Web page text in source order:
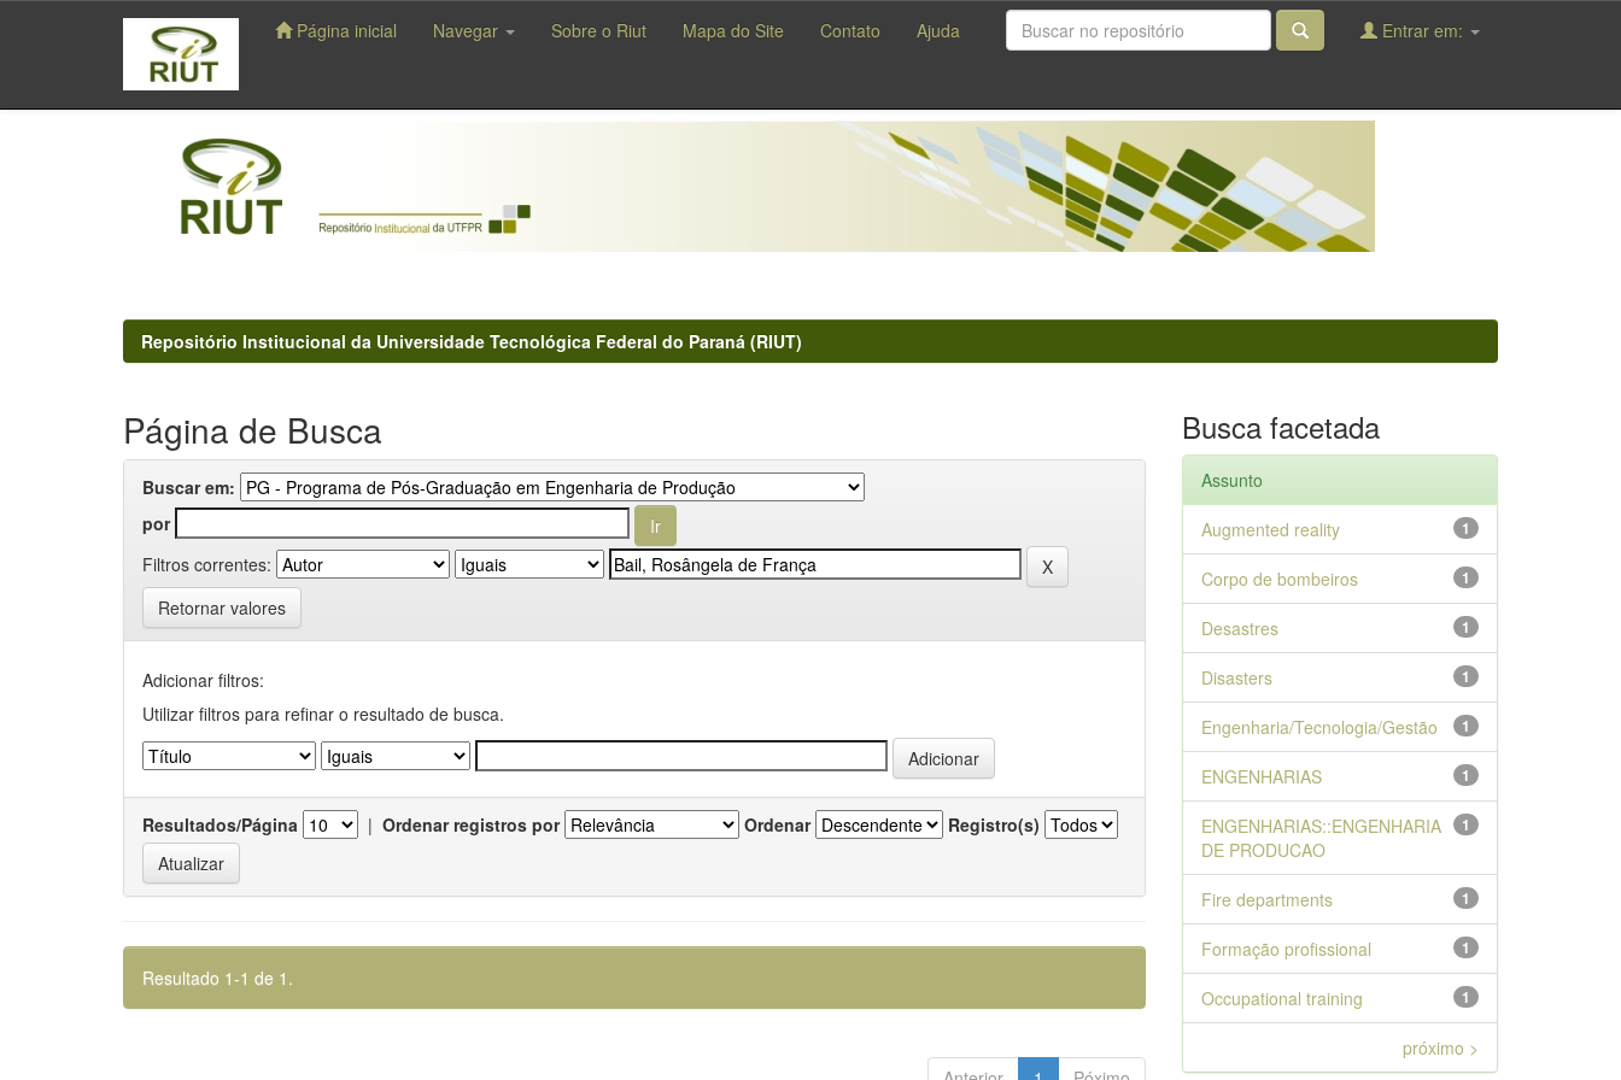
navigation
Página inicial Navegar Sobre o Riut Mapa do Site Contato Ajuda Entrar em:
Repositório Institucional da Universidade Tecnológica Federal do Paraná (RIUT)
Página de Busca
Buscar em:
por
Filtros correntes:
Retornar valores
Adicionar filtros:
Utilizar filtros para refinar o resultado de busca.
Resultados/Página | Ordenar registros por Ordenar Registro(s)
Resultado 1-1 de 1.
Busca facetada
Assunto
1
Augmented reality
1
Corpo de bombeiros
1
Desastres
1
Disasters
1
Engenharia/Tecnologia/Gestão
1
ENGENHARIAS
1
ENGENHARIAS::ENGENHARIA
DE PRODUCAO
1
Fire departments
1
Formação profissional
1
Occupational training
próximo >